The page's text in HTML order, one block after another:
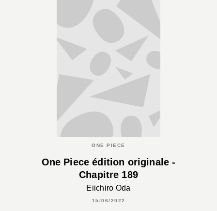
ONE PIECE
One Piece édition originale -
Chapitre 189
Eiichiro Oda
15/06/2022